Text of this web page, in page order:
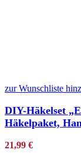
zur Wunschliste
DIY-Häkelset
Häkelpaket,
21,99 €